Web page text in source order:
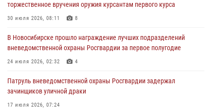
В Новосибирске военнослужащие отряда спецназа «Ермак»
Росгвардии провели занятия по беспарашютному десантированию
В Новосибирске военнослужащие Росгвардии почтили память детей
– жертв войны в Донбассе
торжественное вручения оружия курсантам первого курса
30 июля 2026, 08:11 8
В Новосибирске прошло награждение лучших подразделений
вневедомственной охраны Росгвардии за первое полугодие
24 июля 2026, 02:32 4
Патруль вневедомственной охраны Росгвардии задержал
зачинщиков уличной драки
17 июля 2026, 07:24